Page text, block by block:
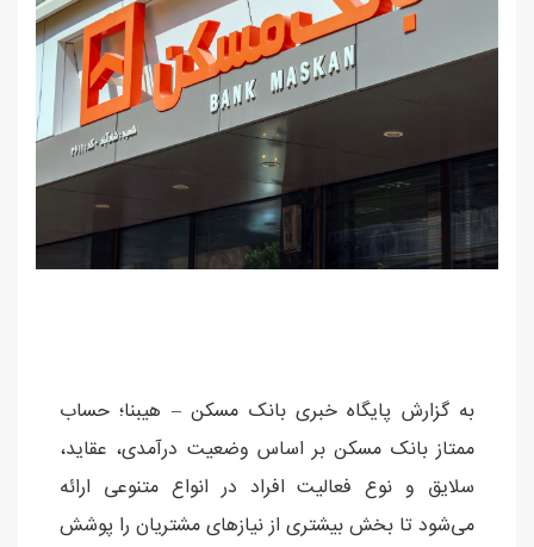
به گزارش پایگاه خبری بانک مسکن – هیبنا؛ حساب
ممتاز بانک مسکن بر اساس وضعیت درآمدی، عقاید،
سلایق و نوع فعالیت افراد در انواع متنوعی ارائه
می‌شود تا بخش بیشتری از نیازهای مشتریان را پوشش